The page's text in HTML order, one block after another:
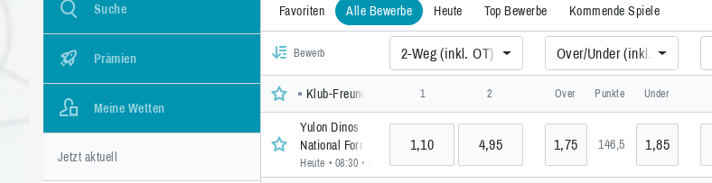
Suche
Prämien
Meine Wetten
Jetzt aktuell
Favoriten Alle Bewerbe Heute Top Bewerbe Kommende Spiele
Bewerb 2-Weg (inkl. OT) Over/Under (inkl. OT)
Klub-Freundschaftsspiele, International
1 2 Over Punkte Under
Yulon Dinos
National Formosa
Heute • 08:30 • 6 >>
1,10 4,95 1,75 146,5 1,85